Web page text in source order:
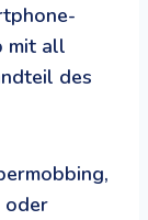
mit all
des
oder